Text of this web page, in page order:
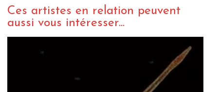
Ces artistes en relation peuvent
aussi vous intéresser...